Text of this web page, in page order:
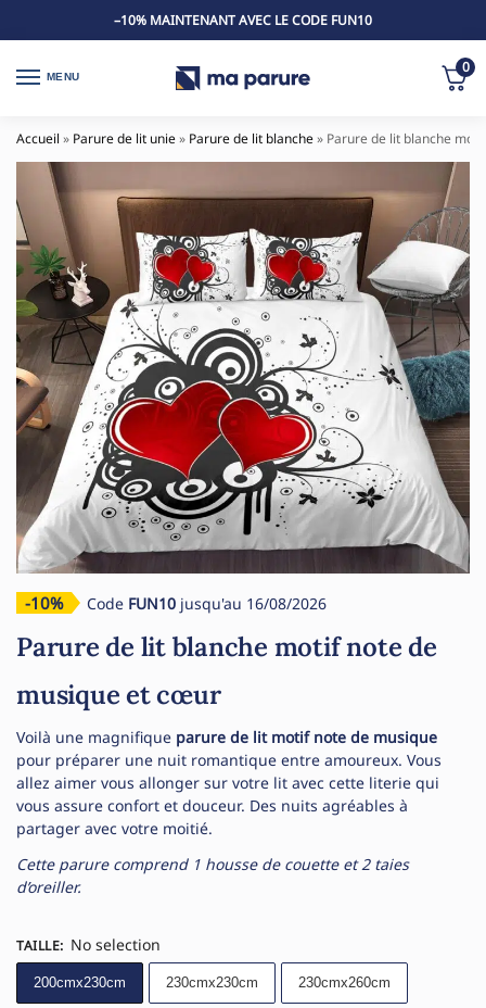
–10% MAINTENANT AVEC LE CODE FUN10
MENU
0
Accueil » Parure de lit unie» Parure de lit blanche» Parure de lit blanche
-10% Code FUN10 jusqu'au 16/08/2026
Parure de lit blanche motif note de
musique et cœur
Voilà une magnifique parure de lit motif note de musique
pour préparer une nuit romantique entre amoureux. Vous
allez aimer vous allonger sur votre lit avec cette literie qui
vous assure confort et douceur. Des nuits agréables à
partager avec votre moitié.
Cette parure comprend 1 housse de couette et 2 taies
d’oreiller.
TAILLE: No selection
200cmx230cm 230cmx230cm 230cmx260cm